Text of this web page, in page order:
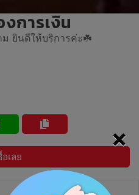
×
งการเงิน
ม ยินดีให้บริการค่ะ☘️
เลย